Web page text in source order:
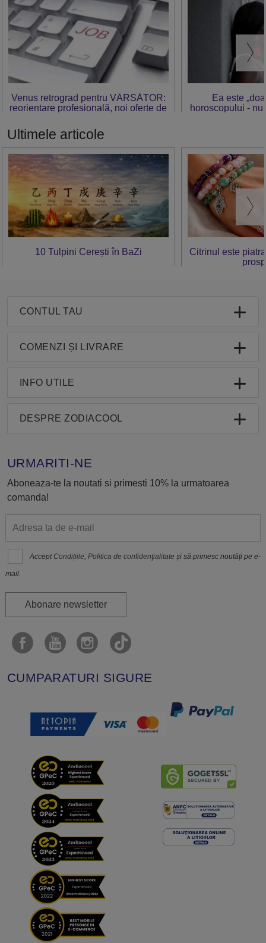
Venus retrograd pentru VĂRSĂTOR:
reorientare profesională, noi oferte de
Ea este
horoscopului -
Ultimele articole
10 Tulpini Cerești în BaZi
Citrinul este
CONTUL TAU
COMENZI ȘI LIVRARE
INFO UTILE
DESPRE ZODIACOOL
URMARITI-NE
Aboneaza-te la noutati si primesti 10% la urmatoarea
comanda!
Accept Condițiile ,Politica de confidenţialitate și să primesc noutăți pe e-
mail.
Abonare newsletter
CUMPARATURI SIGURE